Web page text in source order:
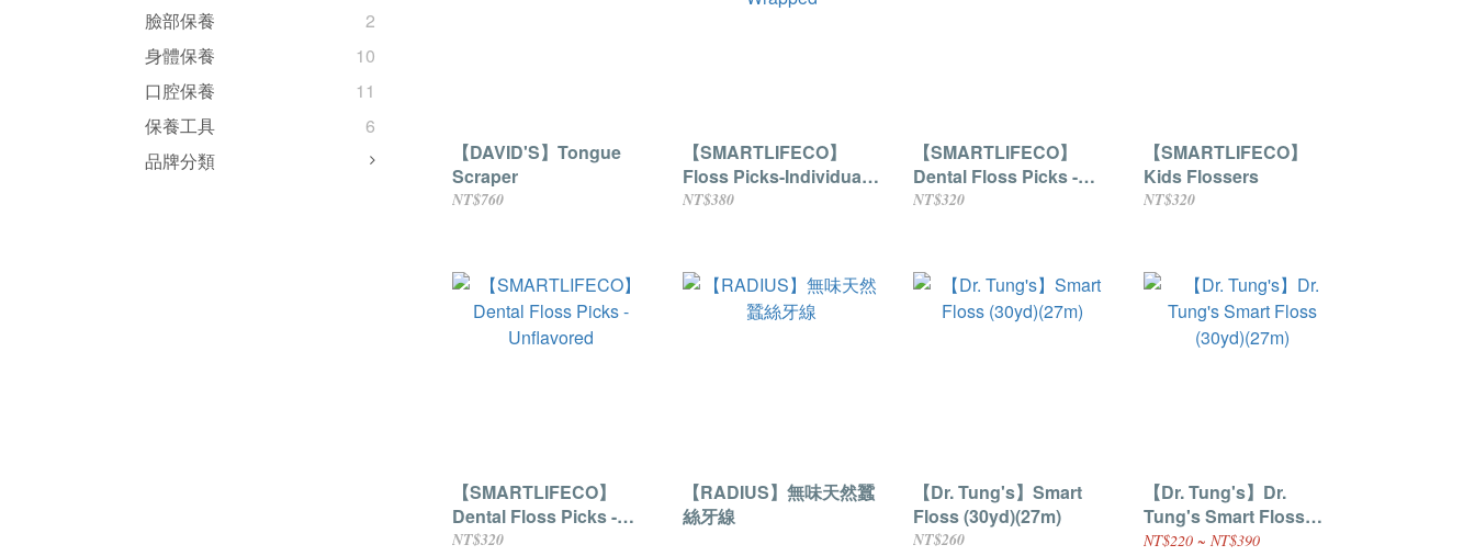
臉部保養
2
身體保養
10
口腔保養
11
保養工具
6
品牌分類
【DAVID'S】Tongue
Scraper
NT$760
【SMARTLIFECO】
Floss Picks-Individual
Wrapped
NT$380
【SMARTLIFECO】
Dental Floss Picks -
Mint
NT$320
【SMARTLIFECO】
Kids Flossers
NT$320
【SMARTLIFECO】
Dental Floss Picks -
Unflavored
NT$320
【RADIUS】無味天然蠶
絲牙線
【Dr. Tung's】Smart
Floss (30yd)(27m)
NT$260
【Dr. Tung's】Dr.
Tung's Smart Floss
(30yd)(27m)
NT$220 ~ NT$390